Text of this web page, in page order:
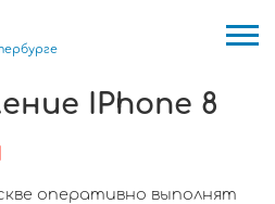
IPhone 8
оперативно выполнят